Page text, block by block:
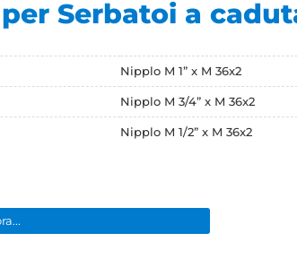
Serbatoi a
Nipplo M 1” x M 36x2
Nipplo M 3/4” x M 36x2
Nipplo M 1/2” x M 36x2